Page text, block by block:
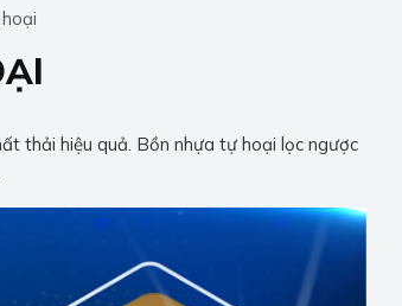
thải hiệu quả. Bồn nhựa tự hoại lọc ngược